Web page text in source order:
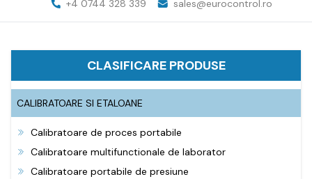
+4 0744 328 339
sales@eurocontrol.ro
CLASIFICARE PRODUSE
CALIBRATOARE SI ETALOANE
Calibratoare de proces portabile
Calibratoare multifunctionale de laborator
Calibratoare portabile de presiune